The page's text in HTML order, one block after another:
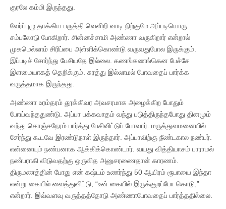
குரலே கம்மி இருந்தது.
வேர்ப்புழு தாக்கிய பருத்தி வெளிறி வாடி நிற்குமே அப்படியொரு
சம்பலோடு போகிறார். சின்னச்சாமி அண்ணா வருகிறார் என்றால்
முகமெல்லாம் சிரிப்பை அள்ளிக்கொண்டு வருவதுபோல இருக்கும்.
இப்படிச் சோர்ந்து பேசியதே இல்லை. கணங்கணங்கென பேச்சே
இளமையாகத் தெறிக்கும். சுரத்து இல்லாமல் போவதைப் பார்க்க
வருத்தமாக இருந்தது.
அண்ணா உரம்தரம் தூக்கிவர அவசரமாக அழைக்கிற போதும்
போய்வந்ததுண்டு. அப்பா பக்கவாதம் வந்து படுத்திருந்தபோது தினமும்
வந்து கொஞ்சநேரம் பார்த்து பேசிவிட்டுப் போவார். மருத்துவமனையில்
சேர்ந்து கூடவே இரண்டுநாள் இருந்தார். அப்பாவிற்கு நீண்டகால நண்பர்.
என்னையும் நண்பனாக ஆக்கிக்கொண்டார். வயது வித்தியாசம் பாராமல்
நண்பராகி விடுவதற்கு ஒருவித அனுசரணைதான் காரணம்.
திருமணத்தின் போது என் கஷ்டம் உணர்ந்து 50 ஆயிரம் ரூபாயை இந்தா
என்று கையில் வைத்துவிட்டு, “உன் கையில் இருக்குறப்போ கொடு,”
என்றார். இவ்வளவு வருத்தத்தோடு அண்ணாபோவதைப் பார்த்ததில்லை.